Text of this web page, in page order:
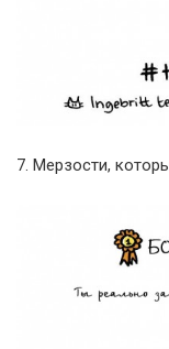
7. Мерзости,